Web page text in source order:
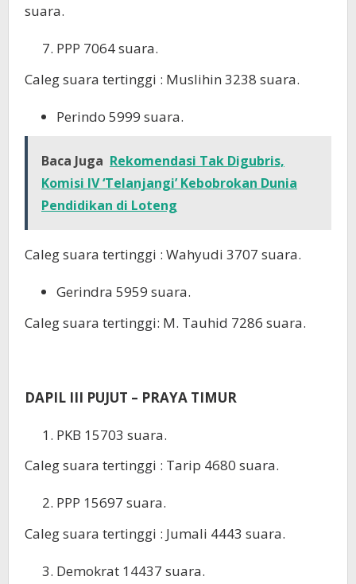
suara.
PPP 7064 suara.
Caleg suara tertinggi : Muslihin 3238 suara.
Perindo 5999 suara.
Baca Juga Rekomendasi Tak Digubris,
Komisi IV ‘Telanjangi’ Kebobrokan Dunia
Pendidikan di Loteng
Caleg suara tertinggi : Wahyudi 3707 suara.
Gerindra 5959 suara.
Caleg suara tertinggi: M. Tauhid 7286 suara.
DAPIL III PUJUT – PRAYA TIMUR
PKB 15703 suara.
Caleg suara tertinggi : Tarip 4680 suara.
PPP 15697 suara.
Caleg suara tertinggi : Jumali 4443 suara.
Demokrat 14437 suara.